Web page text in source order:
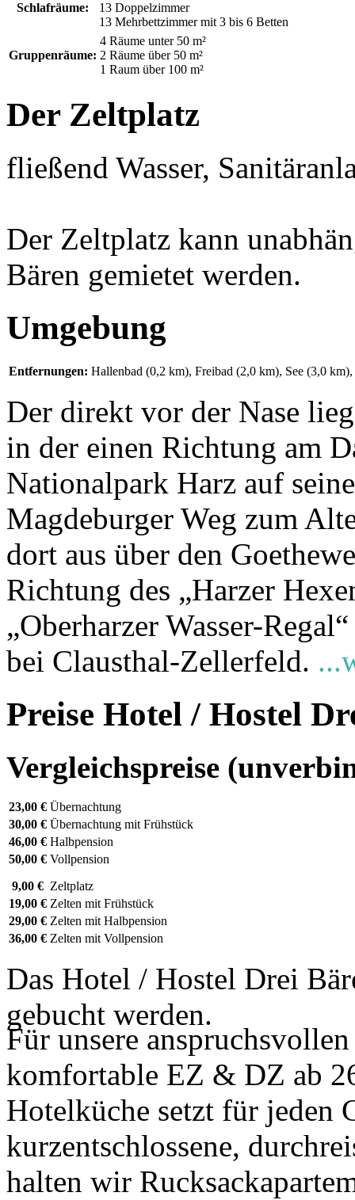
Schlafräume:
13 Doppelzimmer
13 Mehrbettzimmer mit 3 bis 6 Betten
Gruppenräume:
4 Räume unter 50 m²
2 Räume über 50 m²
1 Raum über 100 m²
Der Zeltplatz
fließend Wasser,
Der Zeltplatz kann
Bären gemietet werden.
Umgebung
Entfernungen: Hallenbad (0,2 km), Freibad (2,0 km), See (3,0 km)
Der direkt vor der Nase
in der einen Richtung am
Nationalpark Harz auf
Magdeburger Weg zum
dort aus über den
Richtung des „Harzer
„Oberharzer Wasser-
bei Clausthal-Zellerfeld.
Preise Hotel / Hostel
Vergleichspreise
23,00 € Übernachtung
30,00 € Übernachtung mit Frühstück
46,00 € Halbpension
50,00 € Vollpension
9,00 € Zeltplatz
19,00 € Zelten mit Frühstück
29,00 € Zelten mit Halbpension
36,00 € Zelten mit Vollpension
Das Hotel / Hostel Drei
gebucht werden.
Für unsere
komfortable EZ & DZ ab
Hotelküche setzt für jeden
kurzentschlossene,
halten wir